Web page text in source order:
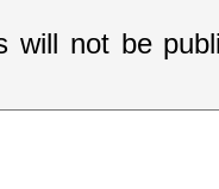
will not be